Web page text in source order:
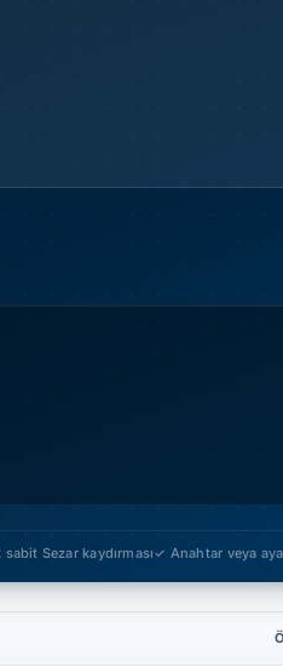
Sezar kaydırması✓ Anahtar veya